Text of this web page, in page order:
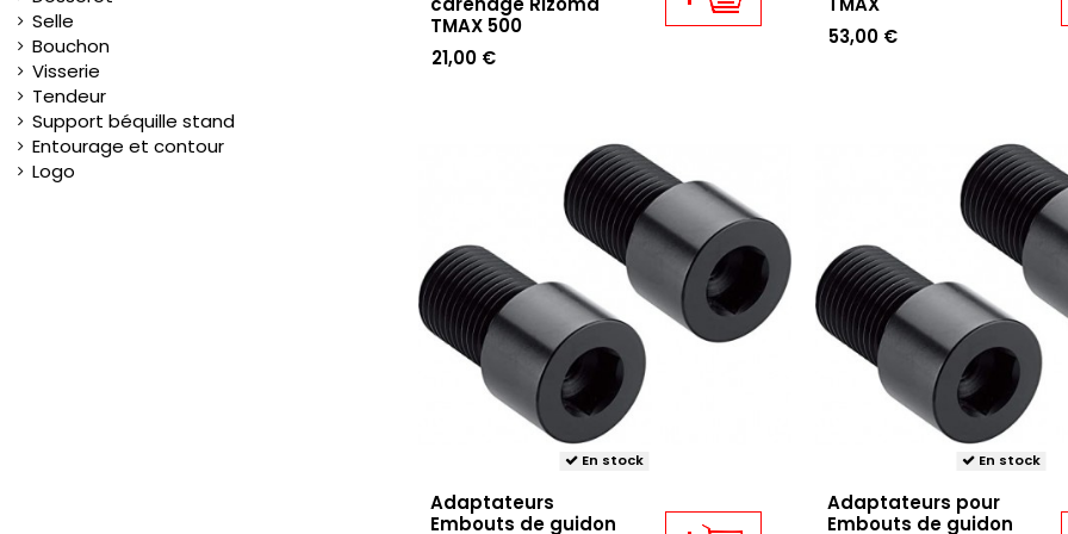
TMAX 500
21,00 €
53,00 €
En stock
Adaptateurs
Embouts de guidon
En stock
Adaptateurs pour
Embouts de guidon
Selle
Bouchon
Visserie
Tendeur
Support béquille stand
Entourage et contour
Logo